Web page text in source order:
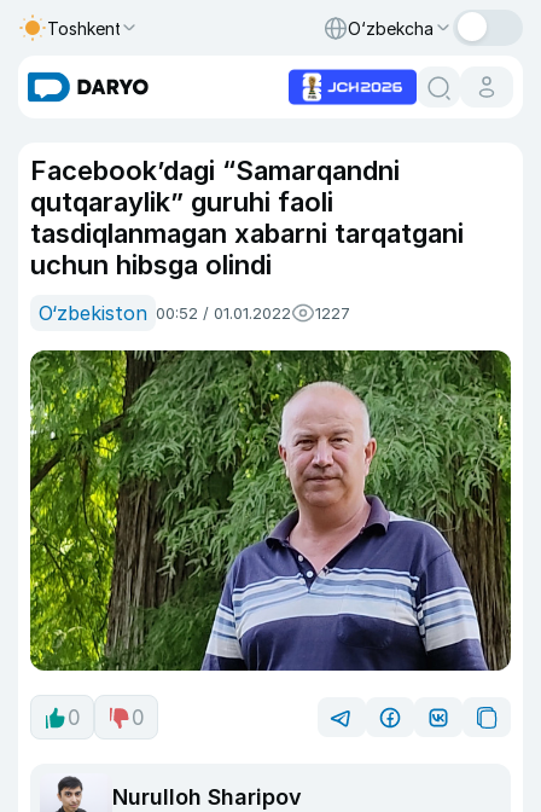
Toshkent O‘zbekcha
Facebook’dagi “Samarqandni
qutqaraylik” guruhi faoli
tasdiqlanmagan xabarni tarqatgani
uchun hibsga olindi
O‘zbekiston 00:52 / 01.01.2022 1227
0 0
Nurulloh Sharipov